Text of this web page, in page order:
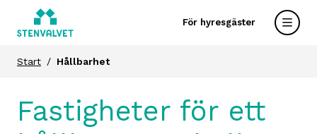
För hyresgäster
Start Hållbarhet
Fastigheter för ett